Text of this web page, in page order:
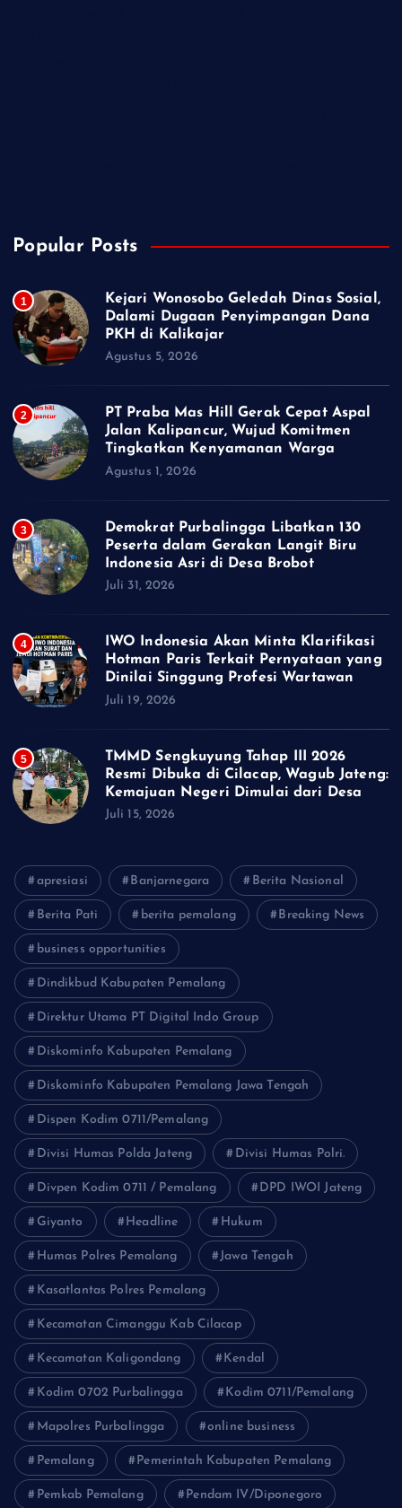
Popular Posts
1
Kejari Wonosobo Geledah Dinas Sosial,
Dalami Dugaan Penyimpangan Dana
PKH di Kalikajar
Agustus 5, 2026
2
PT Praba Mas Hill Gerak Cepat Aspal
Jalan Kalipancur, Wujud Komitmen
Tingkatkan Kenyamanan Warga
Agustus 1, 2026
3
Demokrat Purbalingga Libatkan 130
Peserta dalam Gerakan Langit Biru
Indonesia Asri di Desa Brobot
Juli 31, 2026
4
IWO Indonesia Akan Minta Klarifikasi
Hotman Paris Terkait Pernyataan yang
Dinilai Singgung Profesi Wartawan
Juli 19, 2026
5
TMMD Sengkuyung Tahap III 2026
Resmi Dibuka di Cilacap, Wagub Jateng:
Kemajuan Negeri Dimulai dari Desa
Juli 15, 2026
apresiasi Banjarnegara Berita Nasional
Berita Pati berita pemalang Breaking News
business opportunities
Dindikbud Kabupaten Pemalang
Direktur Utama PT Digital Indo Group
Diskominfo Kabupaten Pemalang
Diskominfo Kabupaten Pemalang Jawa Tengah
Dispen Kodim 0711/Pemalang
Divisi Humas Polda Jateng Divisi Humas Polri.
Divpen Kodim 0711 / Pemalang DPD IWOI Jateng
Giyanto Headline Hukum
Humas Polres Pemalang Jawa Tengah
Kasatlantas Polres Pemalang
Kecamatan Cimanggu Kab Cilacap
Kecamatan Kaligondang Kendal
Kodim 0702 Purbalingga Kodim 0711/Pemalang
Mapolres Purbalingga online business
Pemalang Pemerintah Kabupaten Pemalang
Pemkab Pemalang Pendam IV/Diponegoro